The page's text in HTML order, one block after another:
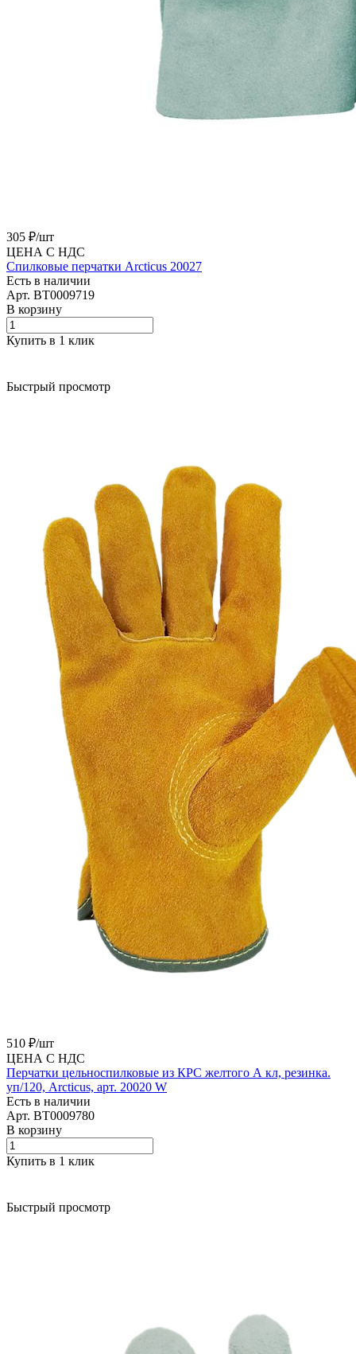
305 ₽/шт
ЦЕНА С НДС
Cпилковые перчатки Arcticus 20027
Есть в наличии
Арт. BT0009719
В корзину
Купить в 1 клик
Быстрый просмотр
510 ₽/шт
ЦЕНА С НДС
Перчатки цельноспилковые из КРС желтого А кл, резинка.
уп/120, Arcticus, арт. 20020 W
Есть в наличии
Арт. BT0009780
В корзину
Купить в 1 клик
Быстрый просмотр